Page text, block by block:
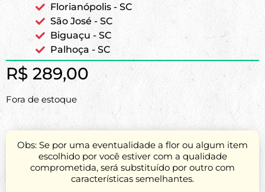
Florianópolis - SC
São José - SC
Biguaçu - SC
Palhoça - SC
R$ 289,00
Fora de estoque
Obs: Se por uma eventualidade a flor ou algum item
escolhido por você estiver com a qualidade
comprometida, será substituído por outro com
características semelhantes.